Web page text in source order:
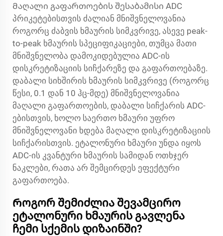
Მაღალი გაფართოების შესაბამისი ADC
პრიკეტებისთვის ძალიან მნიშვნელოვანია
როგორც ძაბვის ხმაურის სიმკვრივე, ასევე peak-
to-peak ხმაურის სპეციფიკაციები, თუმცა მათი
მნიშვნელობა დამოკიდებულია ADC-ის
დისკრეტიზაციის სიჩქარეზე და გაფართოებაზე.
დაბალი სიხშირის ხმაურის სიმკვრივე (როგორც
წესი, 0.1 დან 10 ჰც-მდე) მნიშვნელოვანია
მაღალი გაფართოების, დაბალი სიჩქარის ADC-
ებისთვის, ხოლო საერთო ხმაური უფრო
მნიშვნელოვანი ხდება მაღალი დისკრეტიზაციის
სიჩქარისთვის. ეტალონური ხმაური უნდა იყოს
ADC-ის კვანტური ხმაურის სამიდან ოთხჯერ
ნაკლები, რათა არ შემცირდეს ეფექტური
გაფართოება.
Როგორ შემიძლია შევამცირო
ეტალონური ხმაურის გავლენა
ჩემი სქემის დიზაინში?